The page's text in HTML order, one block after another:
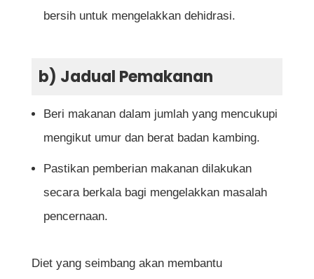
bersih untuk mengelakkan dehidrasi.
b) Jadual Pemakanan
Beri makanan dalam jumlah yang mencukupi
mengikut umur dan berat badan kambing.
Pastikan pemberian makanan dilakukan
secara berkala bagi mengelakkan masalah
pencernaan.
Diet yang seimbang akan membantu